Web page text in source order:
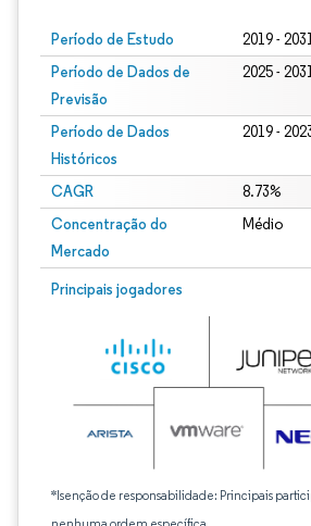
Período de Estudo 2019 -
Período de Dados de
Previsão
2025 -
Período de Dados
Históricos
2019 -
CAGR 8.73%
Concentração do
Mercado
Médio
Principais jogadores
*Isenção de responsabilidade: Principais